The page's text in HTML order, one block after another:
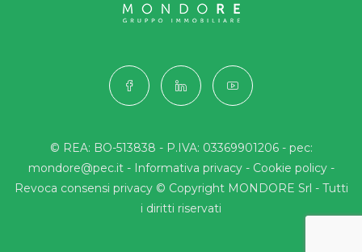
© REA: BO-513838 - P.IVA: 03369901206 - pec:
mondore@pec.it - Informativa privacy- Cookie policy-
Revoca consensi privacy© Copyright MONDORE Srl - Tutti
i diritti riservati